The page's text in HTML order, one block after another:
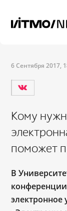
6 Сентября 2017,
Кому
поможет
В
электронное